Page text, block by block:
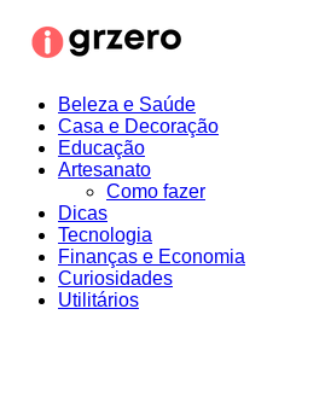
para
Beleza e Saúde
Casa e Decoração
Educação
Artesanato
Como fazer
Dicas
Tecnologia
Finanças e Economia
Curiosidades
Utilitários